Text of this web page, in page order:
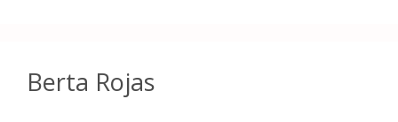
Berta Rojas